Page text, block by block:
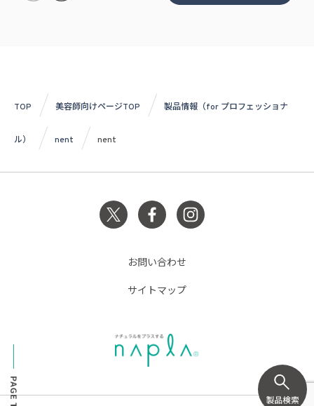
TOP 美容師向けページTOP 製品情報（for プロフェッショナ
ル） nent nent
お問い合わせ
サイトマップ